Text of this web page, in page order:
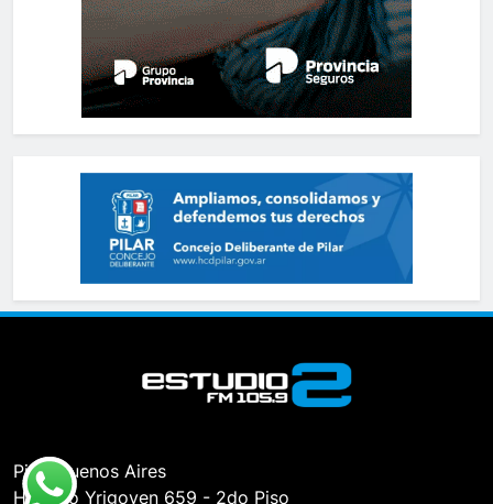
Pilar, Buenos Aires
Hipólito Yrigoyen 659 - 2do Piso